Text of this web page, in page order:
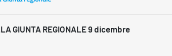
GIUNTA REGIONALE 9 dicembre